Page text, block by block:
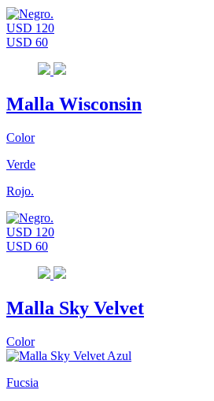
USD 120
USD 60
Malla Wisconsin
Color
Verde
Rojo.
USD 120
USD 60
Malla Sky Velvet
Color
Fucsia